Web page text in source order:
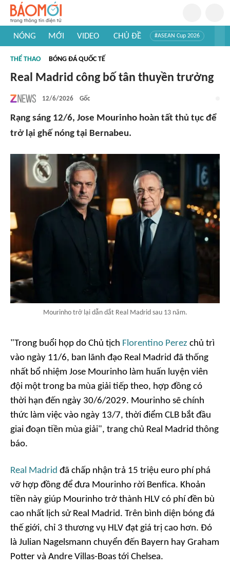
NÓNG MỚI VIDEO CHỦ ĐỀ #ASEAN Cup 2026
#Khám phá thế giới
THỂ THAO BÓNG ĐÁ QUỐC TẾ
Real Madrid công bố tân thuyền trưởng
12/6/2026 Gốc
Rạng sáng 12/6, Jose Mourinho hoàn tất thủ tục để
trở lại ghế nóng tại Bernabeu.
Mourinho trở lại dẫn dắt Real Madrid sau 13 năm.
"Trong buổi họp do Chủ tịch Florentino Perez chủ trì
vào ngày 11/6, ban lãnh đạo Real Madrid đã thống
nhất bổ nhiệm Jose Mourinho làm huấn luyện viên
đội một trong ba mùa giải tiếp theo, hợp đồng có
thời hạn đến ngày 30/6/2029. Mourinho sẽ chính
thức làm việc vào ngày 13/7, thời điểm CLB bắt đầu
giai đoạn tiền mùa giải", trang chủ Real Madrid thông
báo.
Real Madrid đã chấp nhận trả 15 triệu euro phí phá
vỡ hợp đồng để đưa Mourinho rời Benfica. Khoản
tiền này giúp Mourinho trở thành HLV có phí đền bù
cao nhất lịch sử Real Madrid. Trên bình diện bóng đá
thế giới, chỉ 3 thương vụ HLV đạt giá trị cao hơn. Đó
là Julian Nagelsmann chuyển đến Bayern hay Graham
Potter và Andre Villas-Boas tới Chelsea.